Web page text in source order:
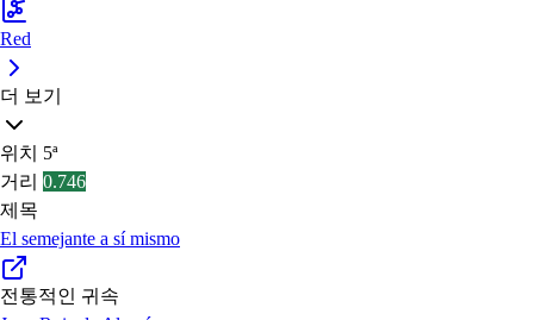
Red
더 보기
위치
5ª
거리 0.746
제목
El semejante a sí mismo
전통적인 귀속